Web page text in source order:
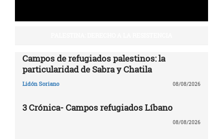
Campos de refugiados palestinos: la
particularidad de Sabra y Chatila
Lidón Soriano 08/08/2026
3 Crónica- Campos refugiados Líbano
08/08/2026